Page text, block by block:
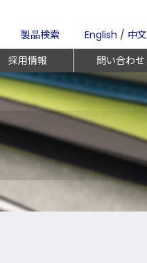
製品検索 English / 中文
採用情報 問い合わせ